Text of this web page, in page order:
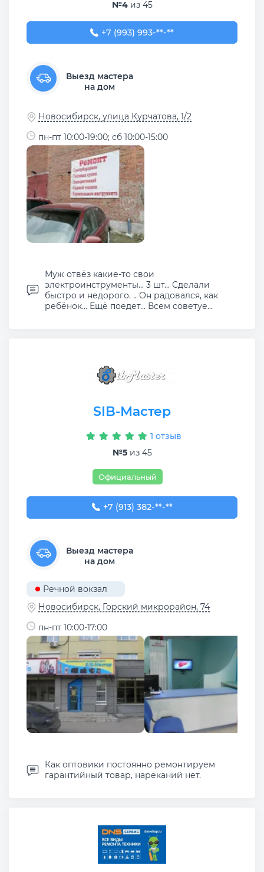
№4из 45
+7 (993) 993-54-53
+7 (993) 993-**-**
Выезд мастера
на дом
Новосибирск, улица Курчатова, 1/2
пн-пт 10:00-19:00; сб 10:00-15:00
Муж отвёз какие-то свои
электроинструменты... 3 шт... Сделали
быстро и недорого. .. Он радовался, как
ребёнок... Ещё поедет... Всем советуе...
SIB-Мастер
1 отзыв
№5из 45
Официальный
+7 (913) 382-09-50
+7 (913) 382-**-**
Выезд мастера
на дом
Речной вокзал
Новосибирск, ​Горский микрорайон, 74
пн-пт 10:00-17:00
Как оптовики постоянно ремонтируем
гарантийный товар, нареканий нет.